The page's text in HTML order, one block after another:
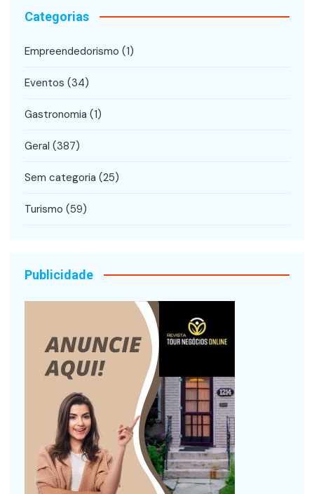
Categorias
Empreendedorismo (1)
Eventos (34)
Gastronomia (1)
Geral (387)
Sem categoria (25)
Turismo (59)
Publicidade